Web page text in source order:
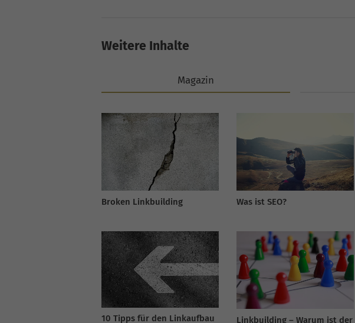
Weitere Inhalte
Magazin
Broken Linkbuilding Was ist SEO?
10 Tipps für den Linkaufbau Linkbuilding – Warum ist der